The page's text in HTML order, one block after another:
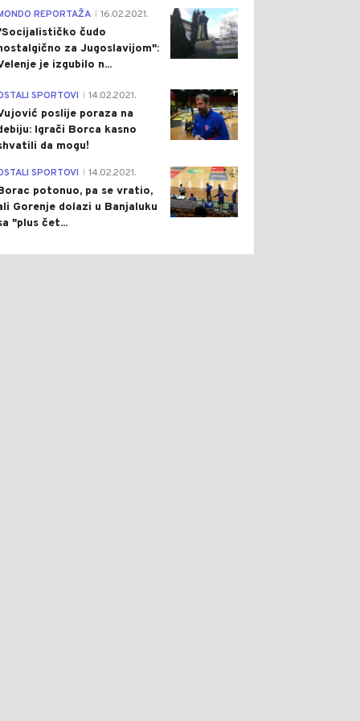
4
REPORTAŽA 16.02.2021.
čudo
za Jugoslavijom":
je izgubilo n...
1
SPORTOVI 14.02.2021.
poslije poraza na
Igrači Borca kasno
da mogu!
3
SPORTOVI 14.02.2021.
potonuo, pa se vratio,
Gorenje dolazi u Banjaluku
"plus čet...